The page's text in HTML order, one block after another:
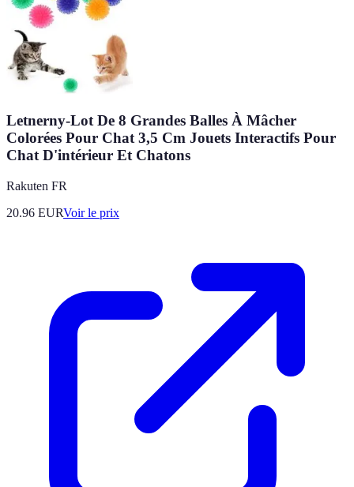
Letnerny-Lot De 8 Grandes Balles À Mâcher
Colorées Pour Chat 3,5 Cm Jouets Interactifs Pour
Chat D'intérieur Et Chatons
Rakuten FR
20.96 EURVoir le prix